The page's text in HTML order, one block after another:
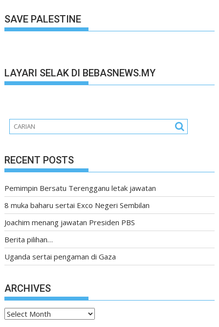
SAVE PALESTINE
LAYARI SELAK DI BEBASNEWS.MY
RECENT POSTS
Pemimpin Bersatu Terengganu letak jawatan
8 muka baharu sertai Exco Negeri Sembilan
Joachim menang jawatan Presiden PBS
Berita pilihan…
Uganda sertai pengaman di Gaza
ARCHIVES
Archives